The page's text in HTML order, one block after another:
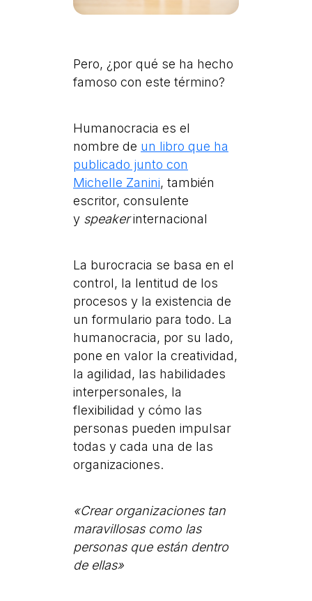
Pero, ¿por qué se ha hecho
famoso con este término?
Humanocracia es el
nombre de un libro que ha
publicado junto con
Michelle Zanini, también
escritor, consulente
y speakerinternacional
La burocracia se basa en el
control, la lentitud de los
procesos y la existencia de
un formulario para todo. La
humanocracia, por su lado,
pone en valor la creatividad,
la agilidad, las habilidades
interpersonales, la
flexibilidad y cómo las
personas pueden impulsar
todas y cada una de las
organizaciones.
«Crear organizaciones tan
maravillosas como las
personas que están dentro
de ellas»